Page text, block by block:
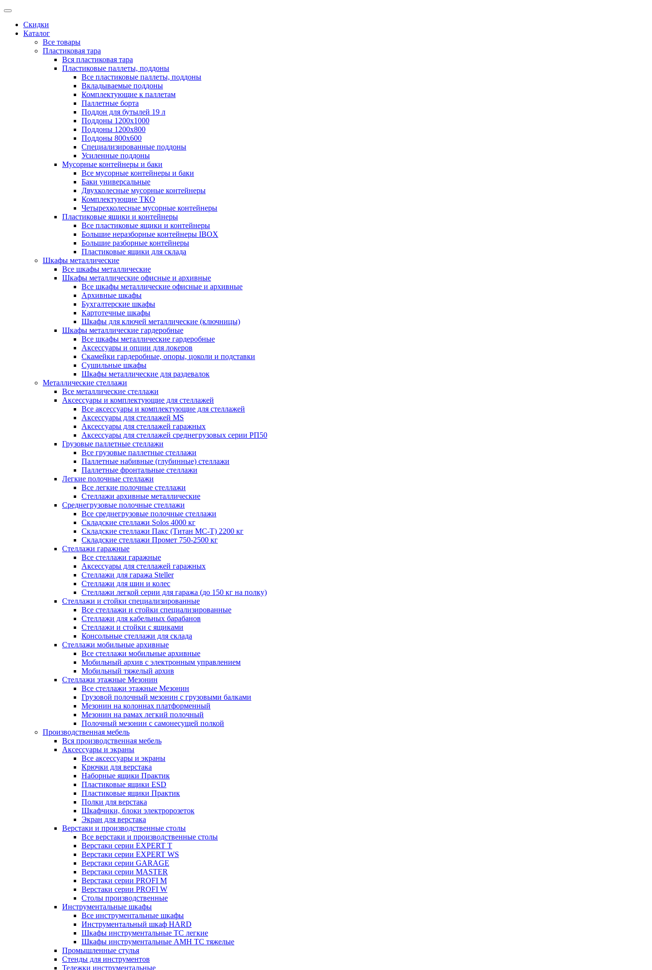
Скидки
Каталог
Все товары
Пластиковая тара
Вся пластиковая тара
Пластиковые паллеты, поддоны
Все пластиковые паллеты, поддоны
Вкладываемые поддоны
Комплектующие к паллетам
Паллетные борта
Поддон для бутылей 19 л
Поддоны 1200х1000
Поддоны 1200х800
Поддоны 800х600
Специализированные поддоны
Усиленные поддоны
Мусорные контейнеры и баки
Все мусорные контейнеры и баки
Баки универсальные
Двухколесные мусорные контейнеры
Комплектующие ТКО
Четырехколесные мусорные контейнеры
Пластиковые ящики и контейнеры
Все пластиковые ящики и контейнеры
Большие неразборные контейнеры IBOX
Большие разборные контейнеры
Пластиковые ящики для склада
Шкафы металлические
Все шкафы металлические
Шкафы металлические офисные и архивные
Все шкафы металлические офисные и архивные
Архивные шкафы
Бухгалтерские шкафы
Картотечные шкафы
Шкафы для ключей металлические (ключницы)
Шкафы металлические гардеробные
Все шкафы металлические гардеробные
Аксессуары и опции для локеров
Скамейки гардеробные, опоры, цоколи и подставки
Сушильные шкафы
Шкафы металлические для раздевалок
Металлические стеллажи
Все металлические стеллажи
Аксессуары и комплектующие для стеллажей
Все аксессуары и комплектующие для стеллажей
Аксессуары для стеллажей MS
Аксессуары для стеллажей гаражных
Аксессуары для стеллажей среднегрузовых серии РП50
Грузовые паллетные стеллажи
Все грузовые паллетные стеллажи
Паллетные набивные (глубинные) стеллажи
Паллетные фронтальные стеллажи
Легкие полочные стеллажи
Все легкие полочные стеллажи
Стеллажи архивные металлические
Среднегрузовые полочные стеллажи
Все среднегрузовые полочные стеллажи
Складские стеллажи Solos 4000 кг
Складские стеллажи Пакс (Титан МС-Т) 2200 кг
Складские стеллажи Промет 750-2500 кг
Стеллажи гаражные
Все стеллажи гаражные
Аксессуары для стеллажей гаражных
Стеллажи для гаража Steller
Стеллажи для шин и колес
Стеллажи легкой серии для гаража (до 150 кг на полку)
Стеллажи и стойки специализированные
Все стеллажи и стойки специализированные
Стеллажи для кабельных барабанов
Стеллажи и стойки с ящиками
Консольные стеллажи для склада
Стеллажи мобильные архивные
Все стеллажи мобильные архивные
Мобильный архив с электронным управлением
Мобильный тяжелый архив
Стеллажи этажные Мезонин
Все стеллажи этажные Мезонин
Грузовой полочный мезонин с грузовыми балками
Мезонин на колоннах платформенный
Мезонин на рамах легкий полочный
Полочный мезонин с самонесущей полкой
Производственная мебель
Вся производственная мебель
Аксессуары и экраны
Все аксессуары и экраны
Крючки для верстака
Наборные ящики Практик
Пластиковые ящики ESD
Пластиковые ящики Практик
Полки для верстака
Шкафчики, блоки электророзеток
Экран для верстака
Верстаки и производственные столы
Все верстаки и производственные столы
Верстаки серии EXPERT T
Верстаки серии EXPERT WS
Верстаки серии GARAGE
Верстаки серии MASTER
Верстаки серии PROFI M
Верстаки серии PROFI W
Столы производственные
Инструментальные шкафы
Все инструментальные шкафы
Инструментальный шкаф HARD
Шкафы инструментальные ТС легкие
Шкафы инструментальные AMH TC тяжелые
Промышленные стулья
Стенды для инструментов
Тележки инструментальные